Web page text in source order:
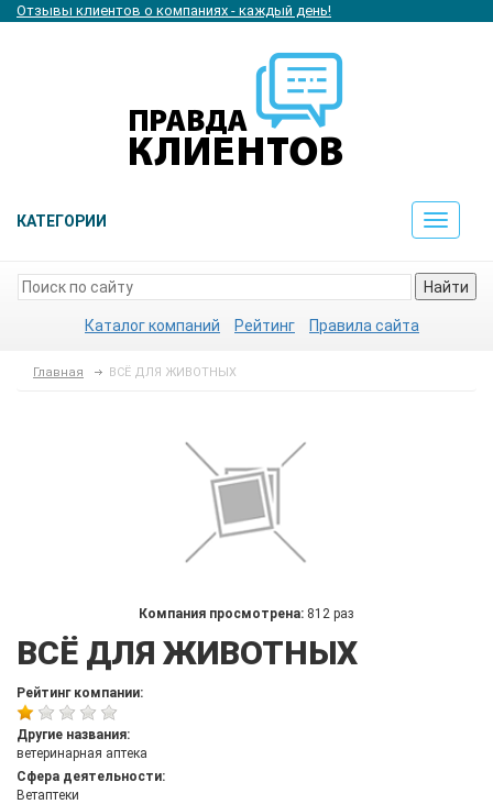
Отзывы клиентов о компаниях - каждый день!
КАТЕГОРИИ
Toggle
Найти
Каталог компаний Рейтинг Правила сайта
Главная ВСЁ ДЛЯ ЖИВОТНЫХ
Компания просмотрена: 812 раз
ВСЁ ДЛЯ ЖИВОТНЫХ
Рейтинг компании:
Другие названия:
ветеринарная аптека
Сфера деятельности:
Ветаптеки